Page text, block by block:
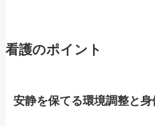
看護のポイント
安静を保てる環境調整と身